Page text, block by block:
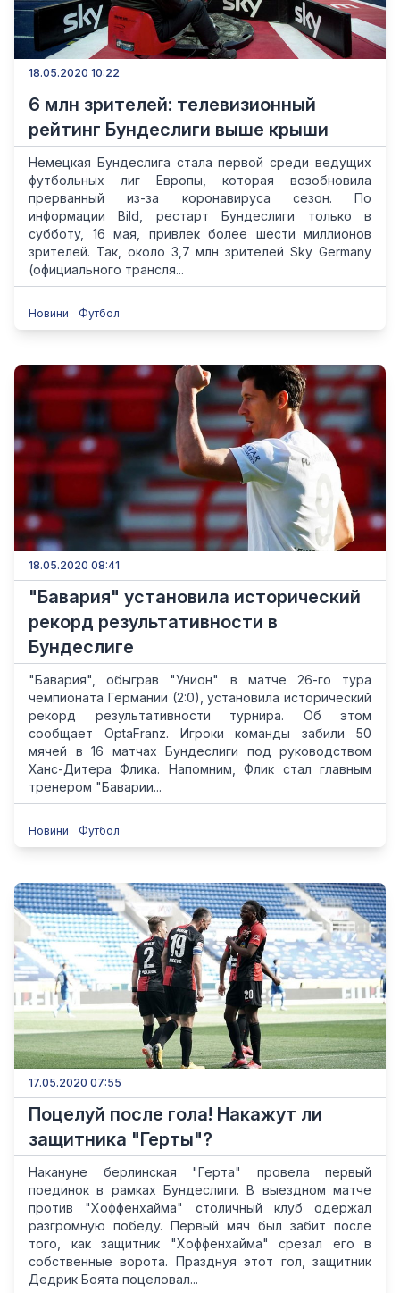
18.05.2020 10:22
6 млн зрителей: телевизионный
рейтинг Бундеслиги выше крыши
Немецкая Бундеслига стала первой среди ведущих
футбольных лиг Европы, которая возобновила
прерванный из-за коронавируса сезон. По
информации Bild, рестарт Бундеслиги только в
субботу, 16 мая, привлек более шести миллионов
зрителей. Так, около 3,7 млн зрителей Sky Germany
(официального трансля...
Новини Футбол
18.05.2020 08:41
"Бавария" установила исторический
рекорд результативности в
Бундеслиге
"Бавария", обыграв "Унион" в матче 26-го тура
чемпионата Германии (2:0), установила исторический
рекорд результативности турнира. Об этом
сообщает OptaFranz. Игроки команды забили 50
мячей в 16 матчах Бундеслиги под руководством
Ханс-Дитера Флика. Напомним, Флик стал главным
тренером "Баварии...
Новини Футбол
17.05.2020 07:55
Поцелуй после гола! Накажут ли
защитника "Герты"?
Накануне берлинская "Герта" провела первый
поединок в рамках Бундеслиги. В выездном матче
против "Хоффенхайма" столичный клуб одержал
разгромную победу. Первый мяч был забит после
того, как защитник "Хоффенхайма" срезал его в
собственные ворота. Празднуя этот гол, защитник
Дедрик Боята поцеловал...